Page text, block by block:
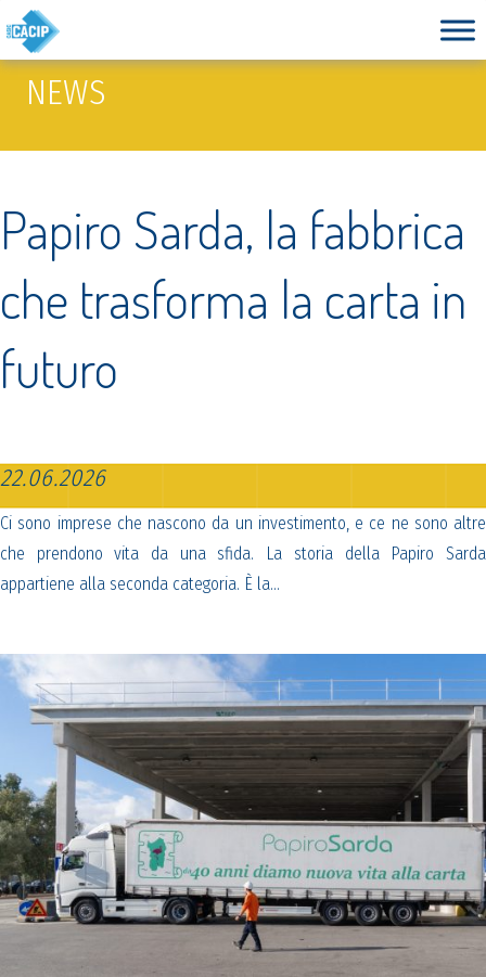
NEWS
Papiro Sarda, la fabbrica
che trasforma la carta in
futuro
22.06.2026
Ci sono imprese che nascono da un investimento, e ce ne sono altre
che prendono vita da una sfida. La storia della Papiro Sarda
appartiene alla seconda categoria. È la…